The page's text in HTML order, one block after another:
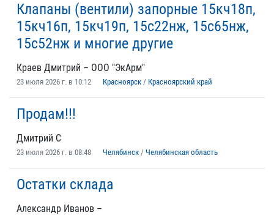
Клапаны (вентили) запорные 15кч18п,
15кч16п, 15кч19п, 15с22нж, 15с65нж,
15с52нж и многие другие
Краев Дмитрий – ООО "ЭкАрм"
23 июля 2026 г. в 10:12 Красноярск / Красноярский край
Продам!!!
Дмитрий С
23 июля 2026 г. в 08:48 Челябинск / Челябинская область
Остатки склада
Александр Иванов –